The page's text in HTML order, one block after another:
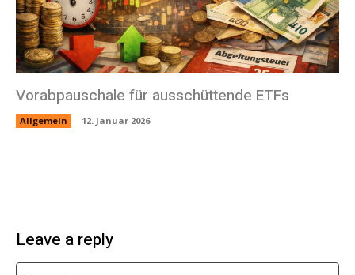
Vorabpauschale für ausschüttende ETFs
Allgemein 12. Januar 2026
Leave a reply